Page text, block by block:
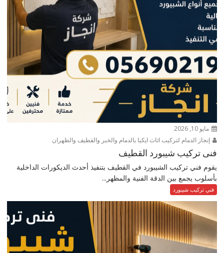
مايو 10, 2026
إنجاز الدمام لتركيب اثاث ايكيا بالدمام والخبر والقطيف والظهران
فنى تركيب شيبورد القطيف
يقوم فني تركيب الشيبورد في القطيف بتنفيذ أحدث الديكورات الداخلية
بأسلوب يجمع بين الدقة الفنية والمظهر...
فني تركيب شيبورد